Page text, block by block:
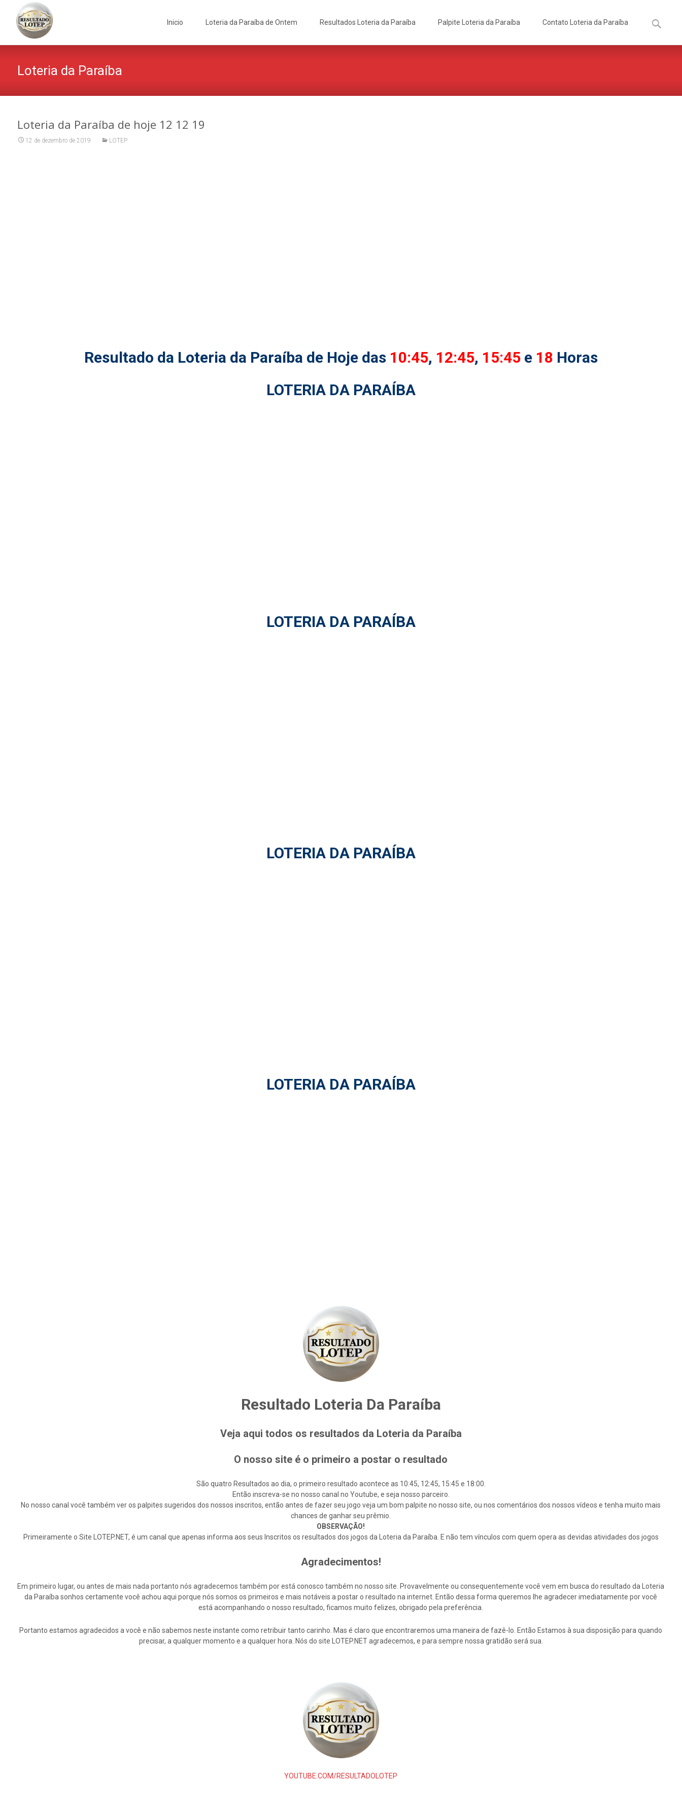
Inicio Loteria da Paraíba de Ontem Resultados Loteria da Paraíba Palpite Loteria da Paraíba Contato Loteria da Paraíba
por:
Loteria da Paraíba
Loteria da Paraíba de hoje 12 12 19
12 de dezembro de 2019 LOTEP
Resultado da Loteria da Paraíba de Hoje das 10:45, 12:45, 15:45e 18 Horas
LOTERIA DA PARAÍBA
LOTERIA DA PARAÍBA
LOTERIA DA PARAÍBA
LOTERIA DA PARAÍBA
Resultado Loteria Da Paraíba
Veja aqui todos os resultados da Loteria da Paraíba
O nosso site é o primeiro a postar o resultado
São quatro Resultados ao dia, o primeiro resultado acontece as 10:45, 12:45, 15:45 e 18:00.
Então inscreva-se no nosso canal no Youtube, e seja nosso parceiro.
No nosso canal você também ver os palpites sugeridos dos nossos inscritos, então antes de fazer seu jogo veja um bom palpite no nosso site, ou nos comentários dos nossos vídeos e tenha muito mais
chances de ganhar seu prêmio.
OBSERVAÇÃO!
Primeiramente o Site LOTEP.NET, é um canal que apenas informa aos seus Inscritos os resultados dos jogos da Loteria da Paraíba. E não tem vínculos com quem opera as devidas atividades dos jogos
Agradecimentos!
Em primeiro lugar, ou antes de mais nada portanto nós agradecemos também por está conosco também no nosso site. Provavelmente ou consequentemente você vem em busca do resultado da Loteria
da Paraíba sonhos certamente você achou aqui porque nós somos os primeiros e mais notáveis a postar o resultado na internet. Então dessa forma queremos lhe agradecer imediatamente por você
está acompanhando o nosso resultado, ficamos muito felizes, obrigado pela preferência.
Portanto estamos agradecidos a você e não sabemos neste instante como retribuir tanto carinho. Mas é claro que encontraremos uma maneira de fazê-lo. Então Estamos à sua disposição para quando
precisar, a qualquer momento e a qualquer hora. Nós do site LOTEP.NET agradecemos, e para sempre nossa gratidão será sua.
YOUTUBE.COM/RESULTADOLOTEP